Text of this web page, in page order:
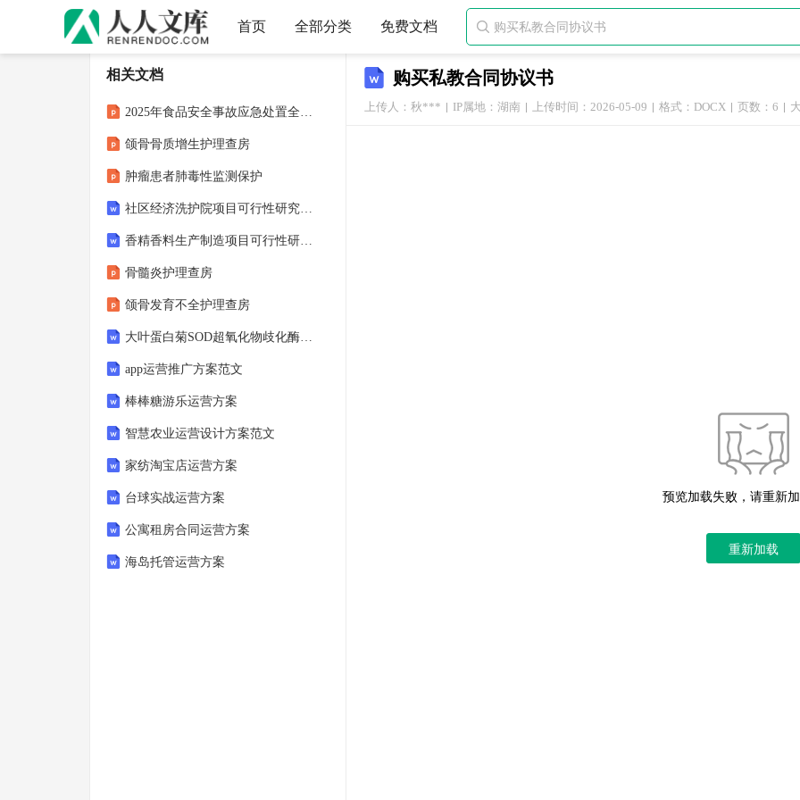
首页 全部分类 免费文档 
购买私教合同协议书
上传人：秋*** IP属地：湖南 上传时间：2026-05-09 格式：DOCX 页数：6
预览加载失败，请重新
重新加载
相关文档
2025年食品安全事故应急处置全流程培训
颌骨骨质增生护理查房
肿瘤患者肺毒性监测保护
社区经济洗护院项目可行性研究报告
香精香料生产制造项目可行性研究报告
骨髓炎护理查房
颌骨发育不全护理查房
大叶蛋白菊SOD超氧化物歧化酶种植初加工项目可行性研究报告模板拿地备案立项
app运营推广方案范文
棒棒糖游乐运营方案
智慧农业运营设计方案范文
家纺淘宝店运营方案
台球实战运营方案
公寓租房合同运营方案
海岛托管运营方案